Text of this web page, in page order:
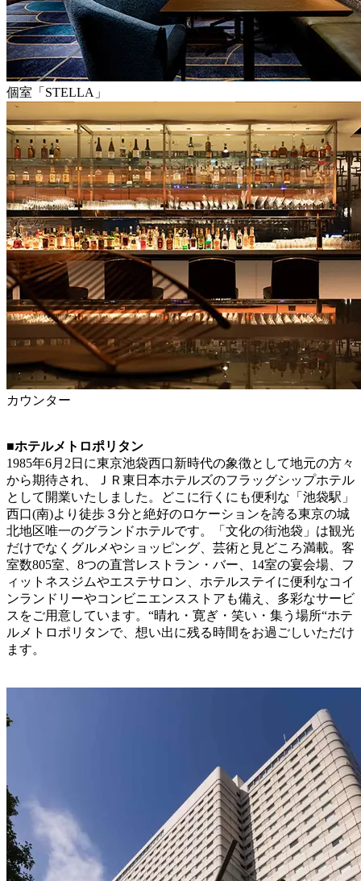
個室「STELLA」
カウンター
■ホテルメトロポリタン
1985年6月2日に東京池袋西口新時代の象徴として地元の方々
から期待され、ＪＲ東日本ホテルズのフラッグシップホテル
として開業いたしました。どこに行くにも便利な「池袋駅」
西口(南)より徒歩３分と絶好のロケーションを誇る東京の城
北地区唯一のグランドホテルです。「文化の街池袋」は観光
だけでなくグルメやショッピング、芸術と見どころ満載。客
室数805室、8つの直営レストラン・バー、14室の宴会場、フ
ィットネスジムやエステサロン、ホテルステイに便利なコイ
ンランドリーやコンビニエンスストアも備え、多彩なサービ
スをご用意しています。“晴れ・寛ぎ・笑い・集う場所“ホテ
ルメトロポリタンで、想い出に残る時間をお過ごしいただけ
ます。